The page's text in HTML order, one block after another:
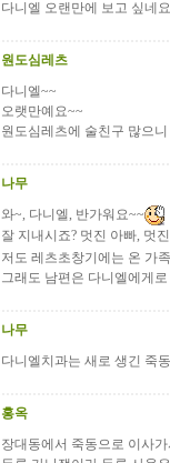
다니엘 오랜만에 보고 싶네
원도심레츠
다니엘~~
오랫만예요~~
원도심레츠에 술친구 많으
나무
와~, 다니엘, 반가워요~~
잘 지내시죠? 멋진 아빠, 멋
저도 레츠초창기에는 온 가
그래도 남편은 다니엘에게
나무
다니엘치과는 새로 생긴 죽
홍옥
장대동에서 죽동으로 이사